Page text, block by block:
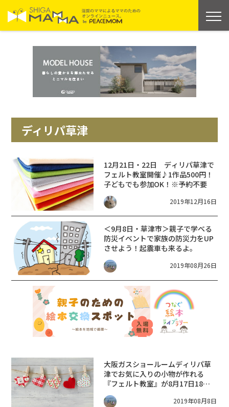
ディリパ草津
12月21日・22日 ディリパ草津で
フェルト教室開催♪1作品500円！
子どもでも参加OK！※予約不要
2019年12月16日
＜9月8日・草津市＞親子で学べる
防災イベントで家族の防災力をUP
させよう！起震車も来るよ。
2019年08月26日
大阪ガスショールームディリパ草
津でお気に入りの小物が作れる
『フェルト教室』が8月17日18日
(土・日)開催♪予約不要です！
2019年08月8日